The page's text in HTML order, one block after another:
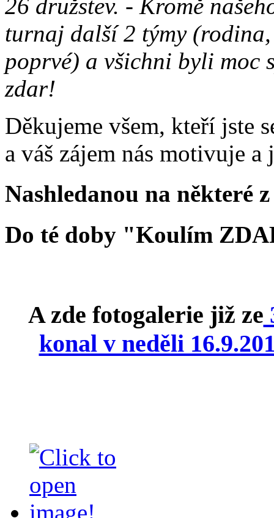
26 družstev. - Kromě
turnaj další 2 týmy
poprvé) a všichni byli moc
zdar!
Děkujeme všem, kteří jste
a váš zájem nás motivuje
Nashledanou na některé
Do té doby "Koulím
A zde fotogalerie již ze
konal v neděli